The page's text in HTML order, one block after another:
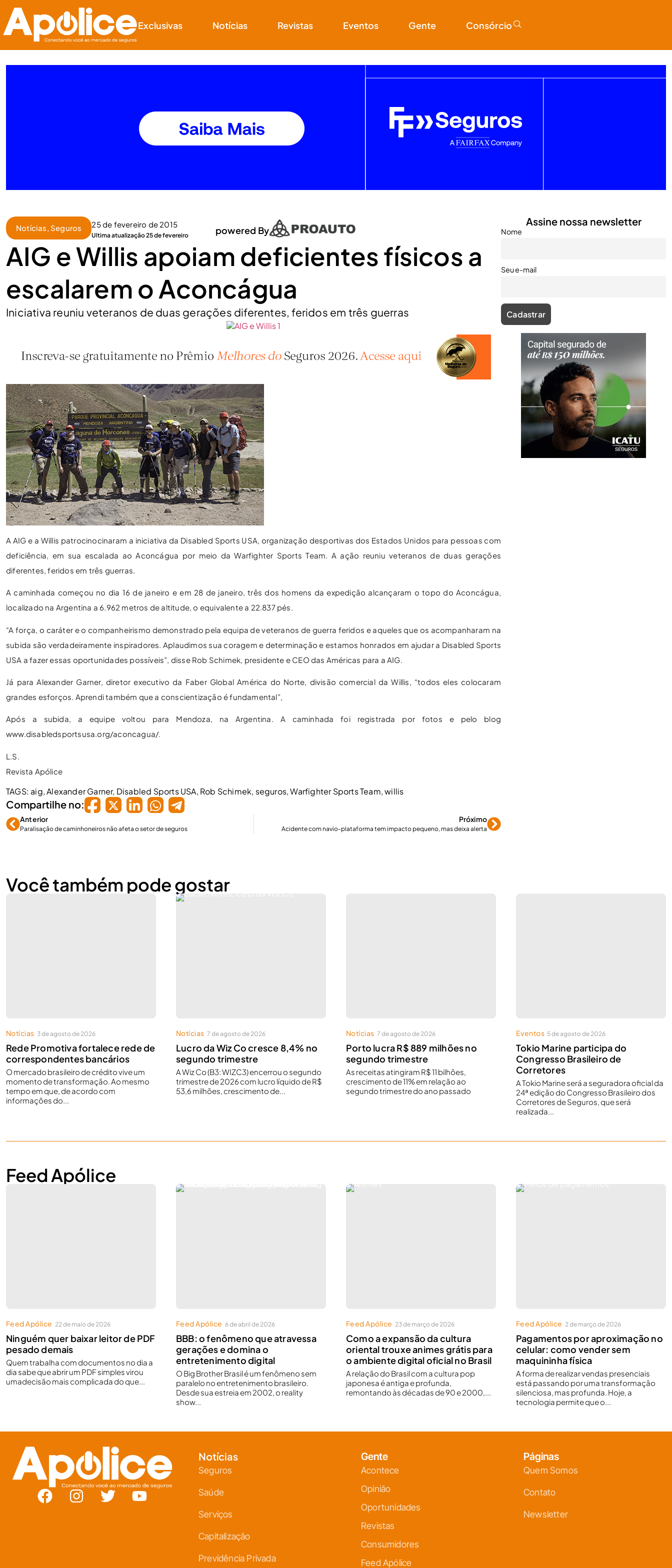
Exclusivas Notícias Revistas Eventos Gente Consórcio
Notícias, Seguros 25 de fevereiro de 2015
Ultima atualização 25 de fevereiro powered By
AIG e Willis apoiam deficientes físicos a
escalarem o Aconcágua
Iniciativa reuniu veteranos de duas gerações diferentes, feridos em três guerras
A AIG e a Willis patrocinocinaram a iniciativa da Disabled Sports USA, organização desportivas dos Estados Unidos para pessoas com
deficiência, em sua escalada ao Aconcágua por meio da Warfighter Sports Team. A ação reuniu veteranos de duas gerações
diferentes, feridos em três guerras.
A caminhada começou no dia 16 de janeiro e em 28 de janeiro, três dos homens da expedição alcançaram o topo do Aconcágua,
localizado na Argentina a 6.962 metros de altitude, o equivalente a 22.837 pés.
“A força, o caráter e o companheirismo demonstrado pela equipa de veteranos de guerra feridos e aqueles que os acompanharam na
subida são verdadeiramente inspiradores. Aplaudimos sua coragem e determinação e estamos honrados em ajudar a Disabled Sports
USA a fazer essas oportunidades possíveis”, disse Rob Schimek, presidente e CEO das Américas para a AIG.
Já para Alexander Garner, diretor executivo da Faber Global América do Norte, divisão comercial da Willis, “todos eles colocaram
grandes esforços. Aprendi também que a conscientização é fundamental”,
Após a subida, a equipe voltou para Mendoza, na Argentina. A caminhada foi registrada por fotos e pelo blog
www.disabledsportsusa.org/aconcagua/.
L.S.
Revista Apólice
TAGS: aig,Alexander Garner, Disabled Sports USA, Rob Schimek, seguros,Warfighter Sports Team,willis
Compartilhe no:
Anterior
Paralisação de caminhoneiros não afeta o setor de seguros
Próximo
Acidente com navio-plataforma tem impacto pequeno, mas deixa alerta
Assine nossa newsletter
Nome
Seu e-mail
Você também pode gostar
Notícias 3 de agosto de 2026
Rede Promotiva fortalece rede de
correspondentes bancários
O mercado brasileiro de crédito vive um
momento de transformação. Ao mesmo
tempo em que, de acordo com
informações do...
Notícias 7 de agosto de 2026
Lucro da Wiz Co cresce 8,4% no
segundo trimestre
A Wiz Co (B3: WIZC3) encerrou o segundo
trimestre de 2026 com lucro líquido de R$
53,6 milhões, crescimento de...
Notícias 7 de agosto de 2026
Porto lucra R$ 889 milhões no
segundo trimestre
As receitas atingiram R$ 11 bilhões,
crescimento de 11% em relação ao
segundo trimestre do ano passado
Eventos 5 de agosto de 2026
Tokio Marine participa do
Congresso Brasileiro de
Corretores
A Tokio Marine será a seguradora oficial da
24ª edição do Congresso Brasileiro dos
Corretores de Seguros, que será
realizada...
Feed Apólice
Feed Apólice 22 de maio de 2026
Ninguém quer baixar leitor de PDF
pesado demais
Quem trabalha com documentos no dia a
dia sabe que abrir um PDF simples virou
umadecisão mais complicada do que...
Feed Apólice 6 de abril de 2026
BBB: o fenômeno que atravessa
gerações e domina o
entretenimento digital
O Big Brother Brasil é um fenômeno sem
paralelo no entretenimento brasileiro.
Desde sua estreia em 2002, o reality
show...
Feed Apólice 23 de março de 2026
Como a expansão da cultura
oriental trouxe animes grátis para
o ambiente digital oficial no Brasil
A relação do Brasil com a cultura pop
japonesa é antiga e profunda,
remontando às décadas de 90 e 2000,...
Feed Apólice 2 de março de 2026
Pagamentos por aproximação no
celular: como vender sem
maquininha física
A forma de realizar vendas presenciais
está passando por uma transformação
silenciosa, mas profunda. Hoje, a
tecnologia permite que o...
Notícias
Seguros
Saúde
Serviços
Capitalização
Previdência Privada
Gente
Acontece
Opinião
Oportunidades
Revistas
Consumidores
Feed Apólice
Páginas
Quem Somos
Contato
Newsletter